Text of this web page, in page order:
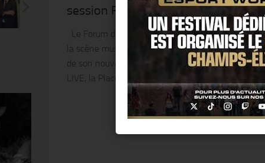
session Forum LIVE
Le Forum des Halles présente les talents de
la scène musicale de demain ! Dans le cadre
de son nouvel événement culturel : le Forum
LIVE, la Place Carrée du Forum des Halles...